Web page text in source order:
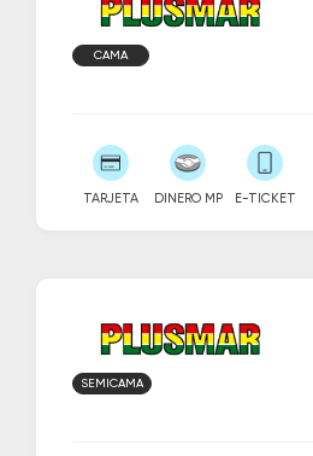
CAMA
TARJETA DINERO MP E-TICKET
SEMICAMA